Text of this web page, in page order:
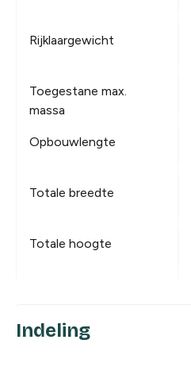
Rijklaargewicht
Toegestane max.
massa
Opbouwlengte
Totale breedte
Totale hoogte
Indeling